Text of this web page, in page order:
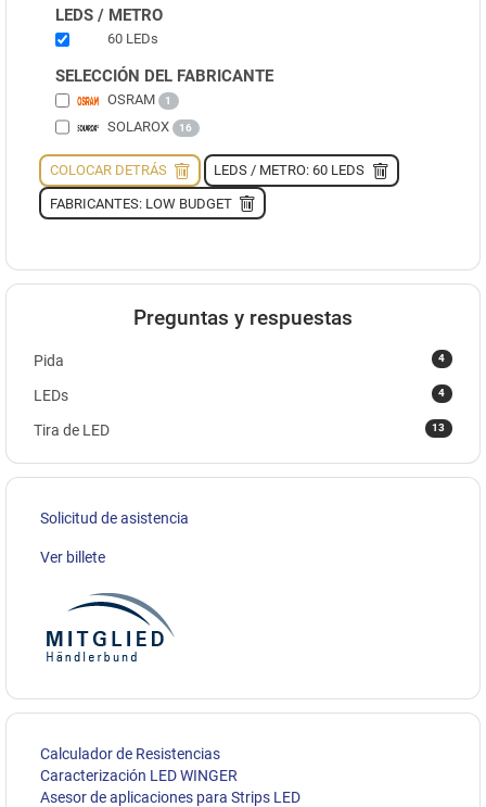
LEDS / METRO
60 LEDs
SELECCIÓN DEL FABRICANTE
OSRAM 1
SOLAROX 16
COLOCAR DETRÁS LEDS / METRO: 60 LEDS
FABRICANTES: LOW BUDGET
Preguntas y respuestas
4
Pida
4
LEDs
13
Tira de LED
Solicitud de asistencia
Ver billete
Calculador de Resistencias
Caracterización LED WINGER
Asesor de aplicaciones para Strips LED